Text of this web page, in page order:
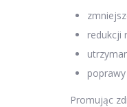
redukcji
Promując